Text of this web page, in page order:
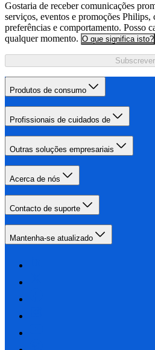
Gostaria de receber comunicações
serviços, eventos e promoções Philips,
preferências e comportamento. Posso
qualquer momento. O que significa isto?
Subscrever
Produtos de consumo
Profissionais de cuidados de
Outras soluções empresariais
Acerca de nós
Contacto de suporte
Mantenha-se atualizado